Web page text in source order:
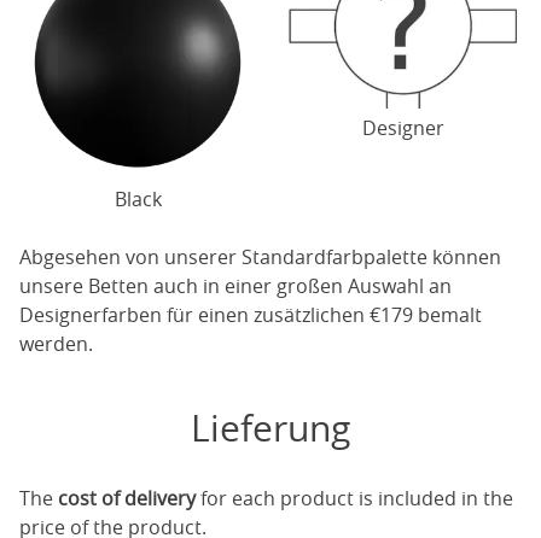
Black
Designer
Abgesehen von unserer Standardfarbpalette können
unsere Betten auch in einer großen Auswahl an
Designerfarben für einen zusätzlichen €179 bemalt
werden.
Lieferung
The cost of deliveryfor each product is included in the
price of the product.